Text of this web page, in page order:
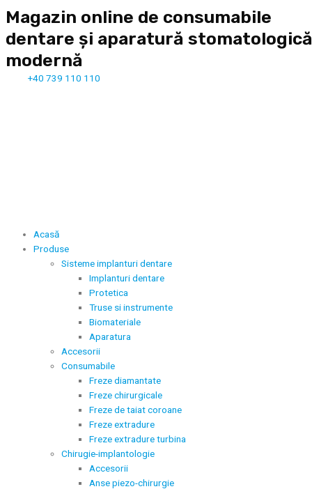
Magazin online de consumabile
dentare și aparatură stomatologică
modernă
+40 739 110 110
Acasă
Produse
Sisteme implanturi dentare
Implanturi dentare
Protetica
Truse si instrumente
Biomateriale
Aparatura
Accesorii
Consumabile
Freze diamantate
Freze chirurgicale
Freze de taiat coroane
Freze extradure
Freze extradure turbina
Chirugie-implantologie
Accesorii
Anse piezo-chirurgie